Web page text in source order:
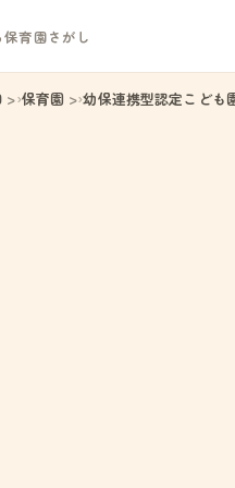
育園さがし
保育園 幼保連携型認定こども